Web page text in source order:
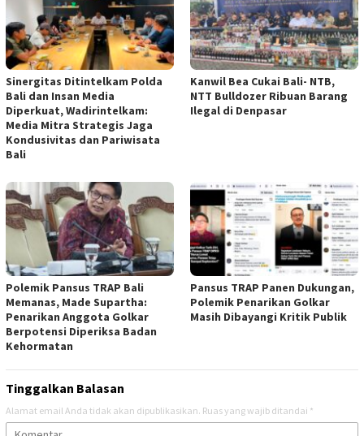
Sinergitas Ditintelkam Polda
Bali dan Insan Media
Diperkuat, Wadirintelkam:
Media Mitra Strategis Jaga
Kondusivitas dan Pariwisata
Bali
Kanwil Bea Cukai Bali- NTB,
NTT Bulldozer Ribuan Barang
Ilegal di Denpasar
Polemik Pansus TRAP Bali
Memanas, Made Supartha:
Penarikan Anggota Golkar
Berpotensi Diperiksa Badan
Kehormatan
Pansus TRAP Panen Dukungan,
Polemik Penarikan Golkar
Masih Dibayangi Kritik Publik
Tinggalkan Balasan
Alamat email Anda tidak akan dipublikasikan. Ruas yang wajib ditandai *